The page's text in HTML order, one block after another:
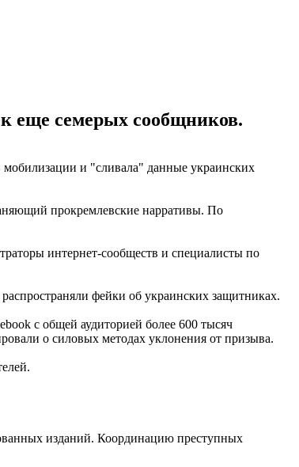
еще семерых сообщников.
мобилизации и "сливала" данные украинских
прокремлевские нарративы. По
интернет-сообществ и специалисты по
фейки об украинских защитниках.
с общей аудиторией более 600 тысяч
о силовых методах уклонения от призыва.
изданий. Координацию преступных